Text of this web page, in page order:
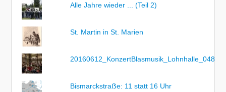
Alle Jahre wieder ... (Teil 2)
St. Martin in St. Marien
20160612_KonzertBlasmusik_Lohnhalle_048
Bismarckstraẞe: 11 statt 16 Uhr